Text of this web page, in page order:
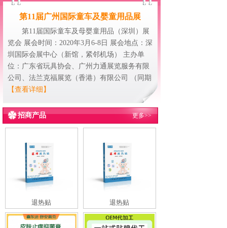
第11届广州国际童车及婴童用品展
第11届国际童车及母婴童用品（深圳）展
览会 展会时间：2020年3月6-8日 展会地点：深
圳国际会展中心（新馆，紧邻机场） 主办单
位：广东省玩具协会、广州力通展览服务有限
公司、法兰克福展览（香港）有限公司 （同期
【查看详细】
招商产品 更多>>
退热贴 退热贴